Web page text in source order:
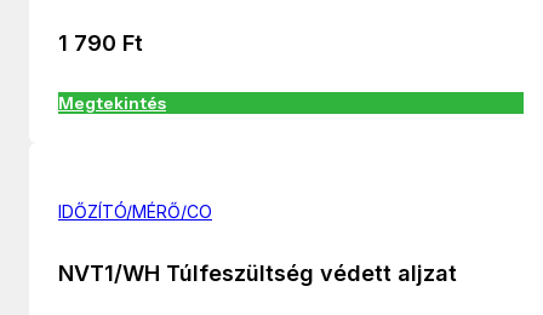
1 790 Ft
Megtekintés
IDŐZÍTÓ/MÉRŐ/CO
NVT1/WH Túlfeszültség védett aljzat